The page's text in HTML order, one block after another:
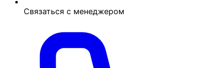
Связаться с менеджером